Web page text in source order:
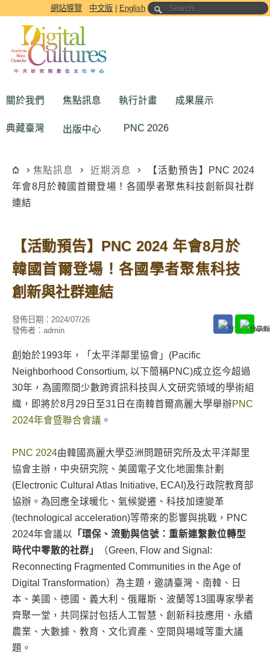
跳到主要內容區塊網站導覽 中文版 English
關於我們 焦點訊息 執行計畫 成果展示
典藏臺灣 出版中心 PNC 2026
焦點訊息 近期消息
【活動預告】PNC 2024
年會8月於韓國首爾登場！各國學者聚焦科技創新與社群
連結
【活動預告】PNC 2024 年會8月於
韓國首爾登場！各國學者聚焦科技
創新與社群連結
發佈日期： 2024/07/26
發佈者： admin
創始於1993年，「太平洋鄰里協會」(Pacific
Neighborhood Consortium, 以下簡稱PNC)成立迄今超過
30年，為國際間少數跨資訊科技與人文研究領域的學術組
織，即將於8月29日至31日在南韓首爾高麗大學舉辦PNC
2024年會暨聯合會議 。
PNC 2024由韓國高麗大學亞洲問題研究所及太平洋鄰里
協會主辦，中央研究院、美國電子文化地圖集計劃
(Electronic Cultural Atlas Initiative, ECAI)及行政院教育部
協辦。為回應全球暖化、氣候變遷、科技加速變革
(technological acceleration)等帶來的影響與挑戰，PNC
2024年會議以
「環保、流動與信號：重新連繫數位轉型
時代中零散的社群」
（Green, Flow and Signal:
Reconnecting Fragmented Communities in the Age of
Digital Transformation）為主題，邀請臺灣、南韓、日
本、美國、德國、義大利、俄羅斯、波蘭等13國專家學者
齊聚一堂，共同探討包括人工智慧、創新科技應用、永續
農業、大數據、教育、文化資產、空間與場域等重大議
題。